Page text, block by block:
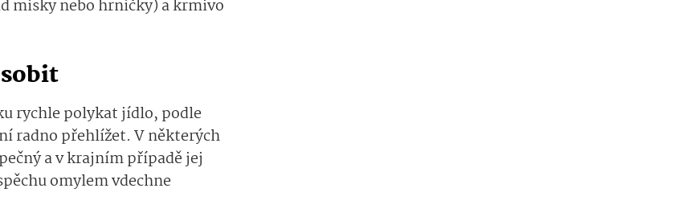
misky nebo hrníčky) a krmivo
rychle polykat jídlo, podle
radno přehlížet. V některých
a v krajním případě jej
omylem vdechne